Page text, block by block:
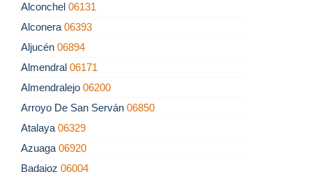
Alconchel 06131
Alconera 06393
Aljucén 06894
Almendral 06171
Almendralejo 06200
Arroyo De San Serván 06850
Atalaya 06329
Azuaga 06920
Badajoz 06004